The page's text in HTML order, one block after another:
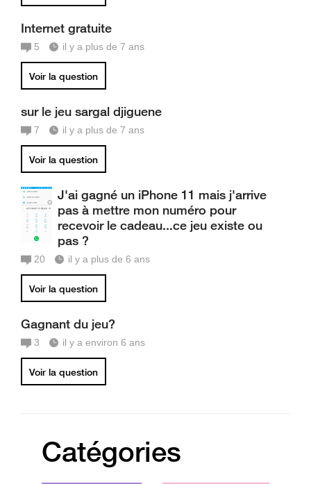
Internet gratuite
5 il y a plus de 7 ans
Voir la question
sur le jeu sargal djiguene
7 il y a plus de 7 ans
Voir la question
J'ai gagné un iPhone 11 mais j'arrive
pas à mettre mon numéro pour
recevoir le cadeau...ce jeu existe ou
pas ?
20 il y a plus de 6 ans
Voir la question
Gagnant du jeu?
3 il y a environ 6 ans
Voir la question
Catégories